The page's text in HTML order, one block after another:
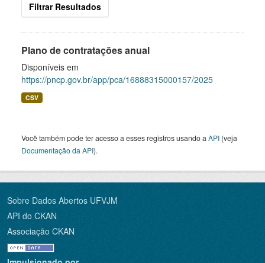
Filtrar Resultados
Plano de contratações anual
Disponíveis em
https://pncp.gov.br/app/pca/16888315000157/2025
CSV
Você também pode ter acesso a esses registros usando a API (veja
Documentação da API).
Sobre Dados Abertos UFVJM
API do CKAN
Associação CKAN